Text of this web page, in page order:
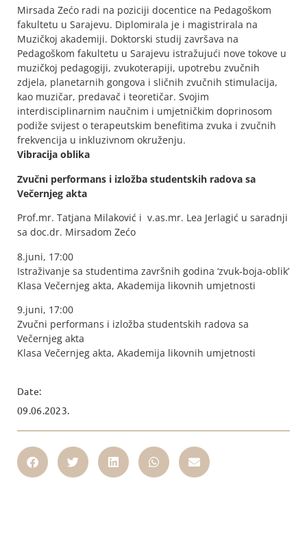
Mirsada Zećo radi na poziciji docentice na Pedagoškom
fakultetu u Sarajevu. Diplomirala je i magistrirala na
Muzičkoj akademiji. Doktorski studij završava na
Pedagoškom fakultetu u Sarajevu istražujući nove tokove u
muzičkoj pedagogiji, zvukoterapiji, upotrebu zvučnih
zdjela, planetarnih gongova i sličnih zvučnih stimulacija,
kao muzičar, predavač i teoretičar. Svojim
interdisciplinarnim naučnim i umjetničkim doprinosom
podiže svijest o terapeutskim benefitima zvuka i zvučnih
frekvencija u inkluzivnom okruženju.
Vibracija oblika
Zvučni performans i izložba studentskih radova sa
Večernjeg akta
Prof.mr. Tatjana Milaković i v.as.mr. Lea Jerlagić u saradnji
sa doc.dr. Mirsadom Zećo
8.juni, 17:00
Istraživanje sa studentima završnih godina ‘zvuk-boja-oblik’
Klasa Večernjeg akta, Akademija likovnih umjetnosti
9.juni, 17:00
Zvučni performans i izložba studentskih radova sa
Večernjeg akta
Klasa Večernjeg akta, Akademija likovnih umjetnosti
Date:
09.06.2023.